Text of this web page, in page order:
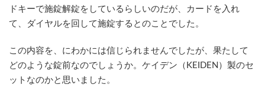
ドキーで施錠解錠をしているらしいのだが、カードを入れ
て、ダイヤルを回して施錠するとのことでした。
この内容を、にわかには信じられませんでしたが、果たして
どのような錠前なのでしょうか。ケイデン（KEIDEN）製のセ
ットなのかと思いました。